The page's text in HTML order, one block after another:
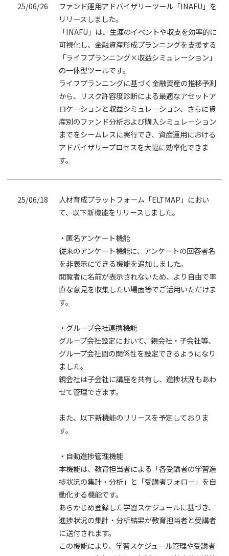
25/06/26
ファンド運用アドバイザリーツール「INAFU」を
リリースしました。
「INAFU」は、生涯のイベントや収支を効率的に
可視化し、金融資産形成プランニングを支援する
「ライフプランニング×収益シミュレーション」
の一体型ツールです。
ライフプランニングに基づく金融資産の推移予測
から、リスク許容度診断による最適なアセットア
ロケーションと収益シミュレーション、さらに資
産別のファンド分析および購入シミュレーション
までをシームレスに実行でき、資産運用における
アドバイザリープロセスを大幅に効率化できま
す。
25/06/18
人材育成プラットフォーム「ELTMAP」におい
て、以下新機能をリリースしました。
・匿名アンケート機能
従来のアンケート機能に、アンケートの回答者名
を非表示にできる機能を追加しました。
閲覧者に名前が表示されないため、より自由で率
直な意見を収集したい場面等でご活用いただけま
す。
・グループ会社連携機能
グループ会社設定において、親会社・子会社等、
グループ会社間の関係性を設定できるようになり
ました。
親会社は子会社に講座を共有し、進捗状況もあわ
せて管理できます。
また、以下新機能のリリースを予定しておりま
す。
・自動進捗管理機能
本機能は、教育担当者による「各受講者の学習進
捗状況の集計・分析」と「受講者フォロー」を自
動化する機能です。
あらかじめ登録した学習スケジュールに基づき、
進捗状況の集計・分析結果が教育担当者と受講者
に送付されます。
この機能により、学習スケジュール管理や受講者